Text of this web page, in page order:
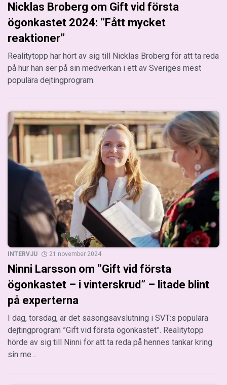
Nicklas Broberg om Gift vid första
ögonkastet 2024: ”Fått mycket
reaktioner”
Realitytopp har hört av sig till Nicklas Broberg för att ta reda
på hur han ser på sin medverkan i ett av Sveriges mest
populära dejtingprogram.
INTERVJU 21 november 2024
Ninni Larsson om ”Gift vid första
ögonkastet – i vinterskrud” – litade blint
på experterna
I dag, torsdag, är det säsongsavslutning i SVT:s populära
dejtingprogram ”Gift vid första ögonkastet”. Realitytopp
hörde av sig till Ninni för att ta reda på hennes tankar kring
sin me…